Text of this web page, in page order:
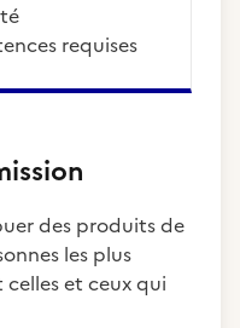
requises
des produits de
les plus
celles et ceux qui